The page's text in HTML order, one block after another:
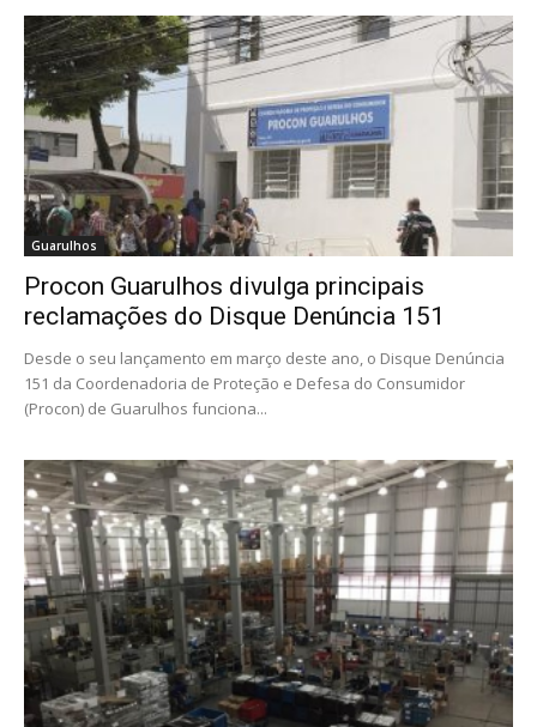
Guarulhos
Procon Guarulhos divulga principais
reclamações do Disque Denúncia 151
Desde o seu lançamento em março deste ano, o Disque Denúncia
151 da Coordenadoria de Proteção e Defesa do Consumidor
(Procon) de Guarulhos funciona...